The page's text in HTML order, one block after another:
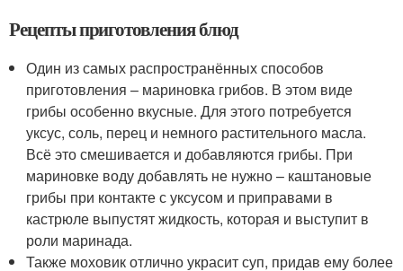
Рецепты приготовления блюд
Один из самых распространённых способов
приготовления – мариновка грибов. В этом виде
грибы особенно вкусные. Для этого потребуется
уксус, соль, перец и немного растительного масла.
Всё это смешивается и добавляются грибы. При
мариновке воду добавлять не нужно – каштановые
грибы при контакте с уксусом и приправами в
кастрюле выпустят жидкость, которая и выступит в
роли маринада.
Также моховик отлично украсит суп, придав ему более